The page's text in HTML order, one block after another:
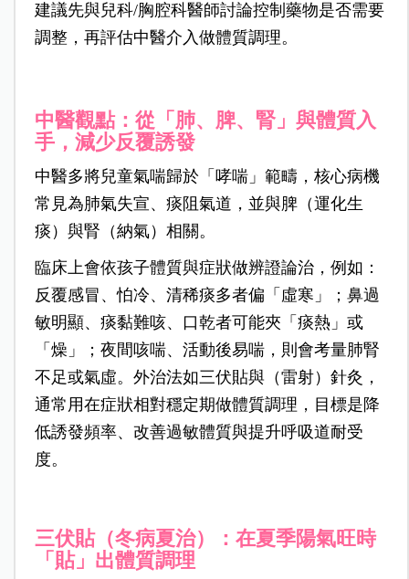
建議先與兒科/胸腔科醫師討論控制藥物是否需要
調整，再評估中醫介入做體質調理。
中醫觀點：從「肺、脾、腎」與體質入
手，減少反覆誘發
中醫多將兒童氣喘歸於「哮喘」範疇，核心病機
常見為肺氣失宣、痰阻氣道，並與脾（運化生
痰）與腎（納氣）相關。
臨床上會依孩子體質與症狀做辨證論治，例如：
反覆感冒、怕冷、清稀痰多者偏「虛寒」；鼻過
敏明顯、痰黏難咳、口乾者可能夾「痰熱」或
「燥」；夜間咳喘、活動後易喘，則會考量肺腎
不足或氣虛。外治法如三伏貼與（雷射）針灸，
通常用在症狀相對穩定期做體質調理，目標是降
低誘發頻率、改善過敏體質與提升呼吸道耐受
度。
三伏貼（冬病夏治）：在夏季陽氣旺時
「貼」出體質調理